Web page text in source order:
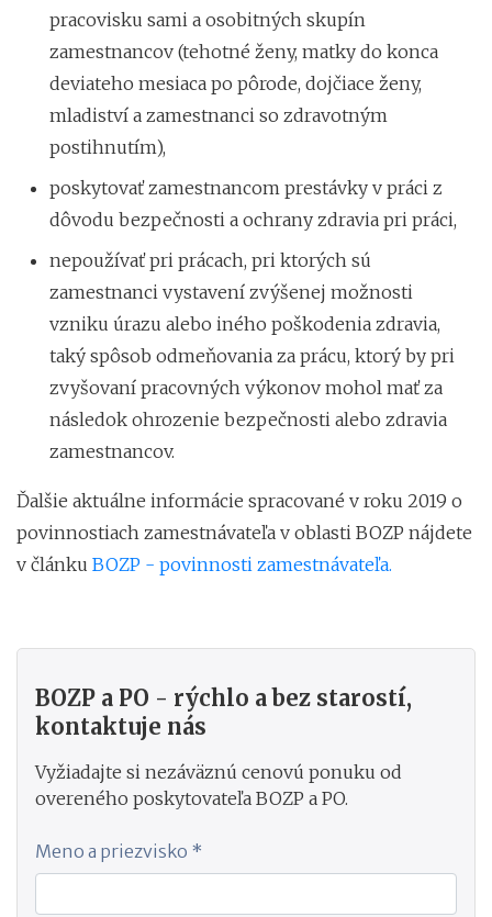
pracovisku sami a osobitných skupín
zamestnancov (tehotné ženy, matky do konca
deviateho mesiaca po pôrode, dojčiace ženy,
mladiství a zamestnanci so zdravotným
postihnutím),
poskytovať zamestnancom prestávky v práci z
dôvodu bezpečnosti a ochrany zdravia pri práci,
nepoužívať pri prácach, pri ktorých sú
zamestnanci vystavení zvýšenej možnosti
vzniku úrazu alebo iného poškodenia zdravia,
taký spôsob odmeňovania za prácu, ktorý by pri
zvyšovaní pracovných výkonov mohol mať za
následok ohrozenie bezpečnosti alebo zdravia
zamestnancov.
Ďalšie aktuálne informácie spracované v roku 2019 o
povinnostiach zamestnávateľa v oblasti BOZP nájdete
v článku BOZP - povinnosti zamestnávateľa.
BOZP a PO - rýchlo a bez starostí,
kontaktuje nás
Vyžiadajte si nezáväznú cenovú ponuku od
overeného poskytovateľa BOZP a PO.
Meno a priezvisko *